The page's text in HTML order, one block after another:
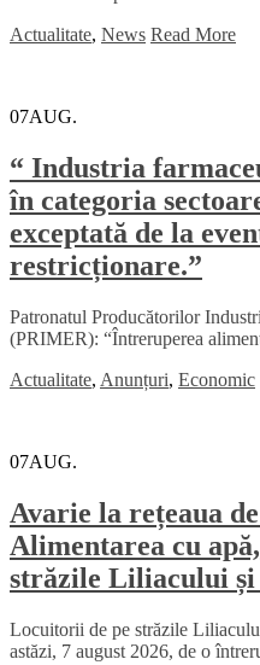
Actualitate, News Read More
07AUG.
“ Industria
în categoria
exceptată de la
restricționare.”
Patronatul Producătorilor
(PRIMER): “Întreruperea
Actualitate, Anunțuri, Economic
07AUG.
Avarie la rețeaua
Alimentarea cu
străzile Liliacului
Locuitorii de pe străzile
astăzi, 7 august 2026, de o